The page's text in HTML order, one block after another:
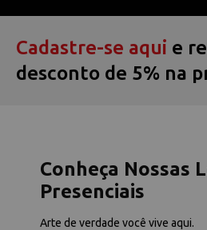
Cadastre-se aqui e
desconto de 5% na
Conheça Nossas
Presenciais
Arte de verdade você vive aqui.